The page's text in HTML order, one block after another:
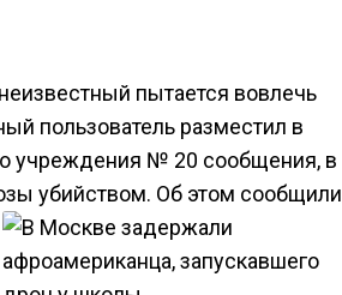
пытается вовлечь
пользователь разместил в
учреждения № 20 сообщения, в
убийством. Об этом сообщили